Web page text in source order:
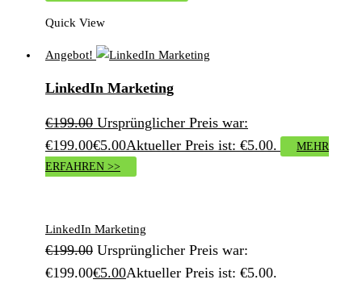
Quick View
Angebot!
LinkedIn Marketing
€199.00 Ursprünglicher Preis war:
€199.00€5.00Aktueller Preis ist: €5.00.
MEHR
ERFAHREN >>
LinkedIn Marketing
€199.00 Ursprünglicher Preis war:
€199.00€5.00Aktueller Preis ist: €5.00.